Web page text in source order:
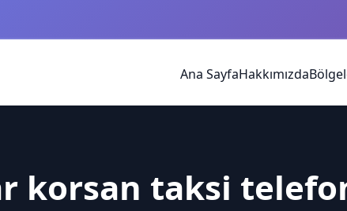
Ana SayfaHakkımızda
korsan taksi